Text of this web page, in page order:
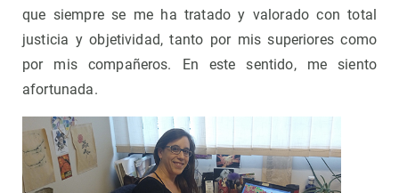
que siempre se me ha tratado y valorado con total
justicia y objetividad, tanto por mis superiores como
por mis compañeros. En este sentido, me siento
afortunada.